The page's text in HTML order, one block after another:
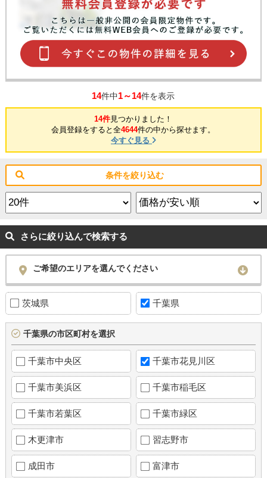
14件中1～14件を表示
14件見つかりました！
会員登録をすると全4644件の中から探せます。
今すぐ見る
条件を絞り込む
さらに絞り込んで検索する
ご希望のエリアを選んでください
茨城県 千葉県
千葉県の市区町村を選択
千葉市中央区 千葉市花見川区
千葉市美浜区 千葉市稲毛区
千葉市若葉区 千葉市緑区
木更津市 習志野市
成田市 富津市